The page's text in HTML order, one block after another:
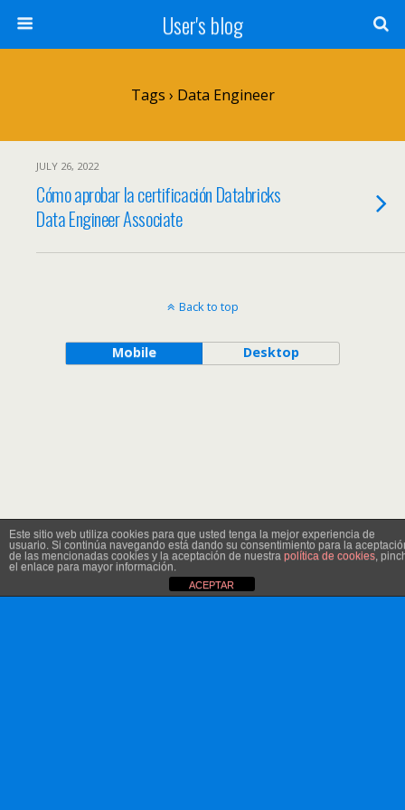
User's blog
Tags › Data Engineer
JULY 26, 2022
Cómo aprobar la certificación Databricks
Data Engineer Associate
Back to top
Mobile Desktop
Este sitio web utiliza cookies para que usted tenga la mejor experiencia de
usuario. Si continúa navegando está dando su consentimiento para la
de las mencionadas cookies y la aceptación de nuestra política de cookies,
el enlace para mayor información.
ACEPTAR